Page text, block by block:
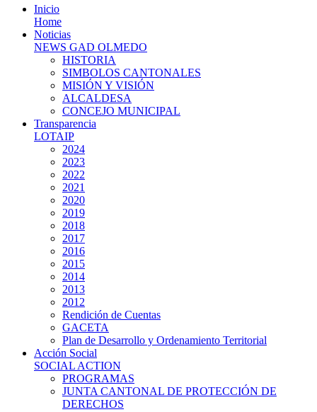
Inicio
Home
Noticias
NEWS GAD OLMEDO
HISTORIA
SIMBOLOS CANTONALES
MISIÓN Y VISIÓN
ALCALDESA
CONCEJO MUNICIPAL
Transparencia
LOTAIP
2024
2023
2022
2021
2020
2019
2018
2017
2016
2015
2014
2013
2012
Rendición de Cuentas
GACETA
Plan de Desarrollo y Ordenamiento Territorial
Acción Social
SOCIAL ACTION
PROGRAMAS
JUNTA CANTONAL DE PROTECCIÓN DE
DERECHOS